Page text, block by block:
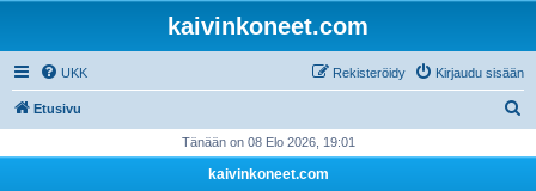
kaivinkoneet.com
UKK Kirjaudu sisään
Rekisteröidy
Etusivu
Tänään on 08 Elo 2026, 19:01
kaivinkoneet.com